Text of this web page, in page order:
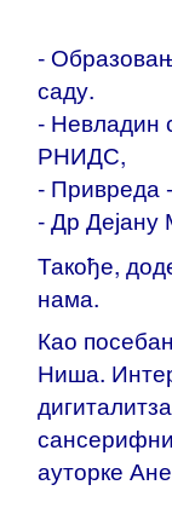
-
саду.
- Невладин
РНИДС,
-
- Др Дејану
Такође,
нама.
Као
Ниша.
ауторке